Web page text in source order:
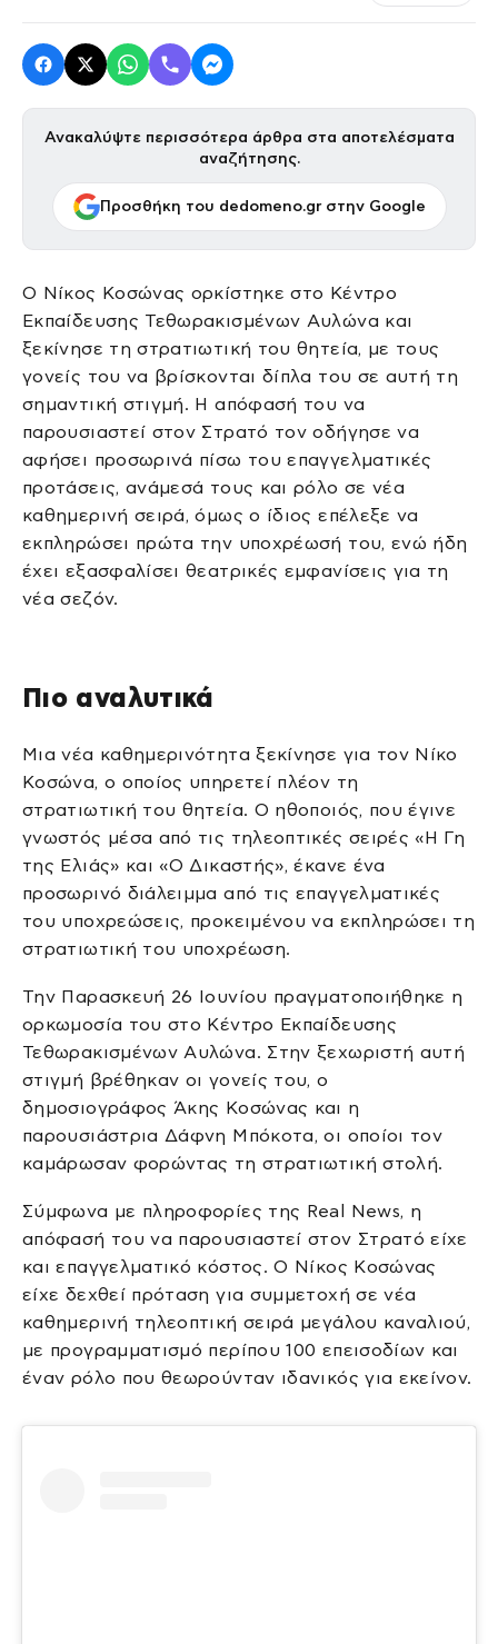
Ανακαλύψτε περισσότερα άρθρα στα αποτελέσματα
αναζήτησης.
Προσθήκη του dedomeno.gr στην Google
Ο Νίκος Κοσώνας ορκίστηκε στο Κέντρο
Εκπαίδευσης Τεθωρακισμένων Αυλώνα και
ξεκίνησε τη στρατιωτική του θητεία, με τους
γονείς του να βρίσκονται δίπλα του σε αυτή τη
σημαντική στιγμή. Η απόφασή του να
παρουσιαστεί στον Στρατό τον οδήγησε να
αφήσει προσωρινά πίσω του επαγγελματικές
προτάσεις, ανάμεσά τους και ρόλο σε νέα
καθημερινή σειρά, όμως ο ίδιος επέλεξε να
εκπληρώσει πρώτα την υποχρέωσή του, ενώ ήδη
έχει εξασφαλίσει θεατρικές εμφανίσεις για τη
νέα σεζόν.
Πιο αναλυτικά
Μια νέα καθημερινότητα ξεκίνησε για τον Νίκο
Κοσώνα, ο οποίος υπηρετεί πλέον τη
στρατιωτική του θητεία. Ο ηθοποιός, που έγινε
γνωστός μέσα από τις τηλεοπτικές σειρές «Η Γη
της Ελιάς» και «Ο Δικαστής», έκανε ένα
προσωρινό διάλειμμα από τις επαγγελματικές
του υποχρεώσεις, προκειμένου να εκπληρώσει τη
στρατιωτική του υποχρέωση.
Την Παρασκευή 26 Ιουνίου πραγματοποιήθηκε η
ορκωμοσία του στο Κέντρο Εκπαίδευσης
Τεθωρακισμένων Αυλώνα. Στην ξεχωριστή αυτή
στιγμή βρέθηκαν οι γονείς του, ο
δημοσιογράφος Άκης Κοσώνας και η
παρουσιάστρια Δάφνη Μπόκοτα, οι οποίοι τον
καμάρωσαν φορώντας τη στρατιωτική στολή.
Σύμφωνα με πληροφορίες της Real News, η
απόφασή του να παρουσιαστεί στον Στρατό είχε
και επαγγελματικό κόστος. Ο Νίκος Κοσώνας
είχε δεχθεί πρόταση για συμμετοχή σε νέα
καθημερινή τηλεοπτική σειρά μεγάλου καναλιού,
με προγραμματισμό περίπου 100 επεισοδίων και
έναν ρόλο που θεωρούνταν ιδανικός για εκείνον.